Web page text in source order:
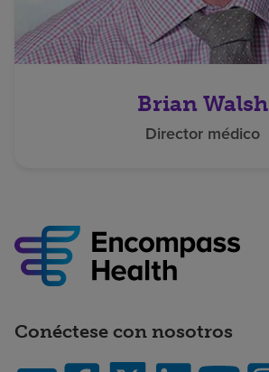
Brian Walsh
Director médico
Conéctese con nosotros